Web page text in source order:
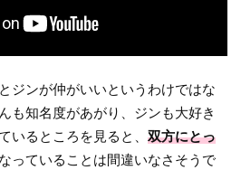
ジンが仲がいいというわけではな
も知名度があがり、ジンも大好き
いるところを見ると、双方にとっ
っていることは間違いなさそうで